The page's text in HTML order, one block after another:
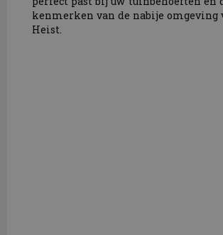
kenmerken van de nabije omgeving
Heist.